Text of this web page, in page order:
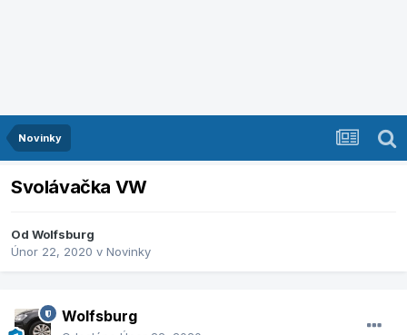
Novinky
Svolávačka VW
Od Wolfsburg
Únor 22, 2020 v Novinky
Wolfsburg